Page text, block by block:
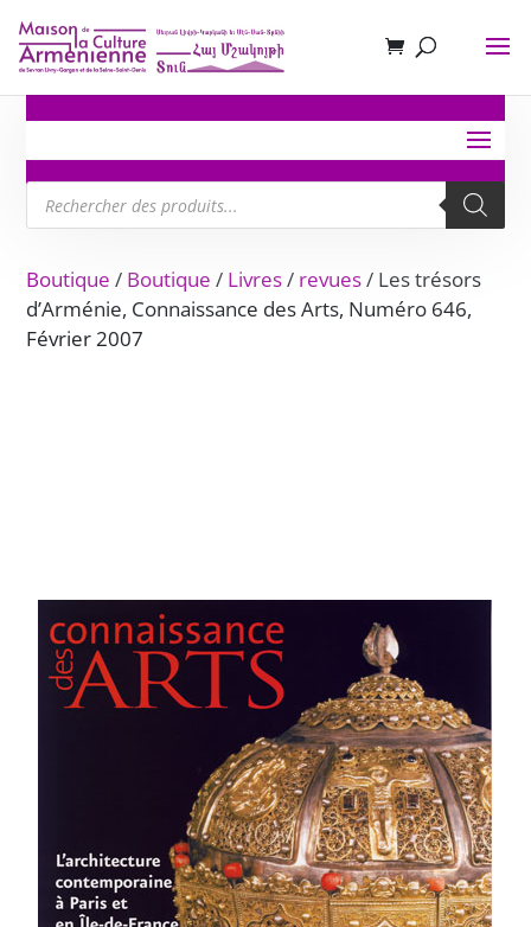
Recherche
de
produits
Boutique / Boutique / Livres/ revues/ Les trésors
d’Arménie, Connaissance des Arts, Numéro 646,
Février 2007